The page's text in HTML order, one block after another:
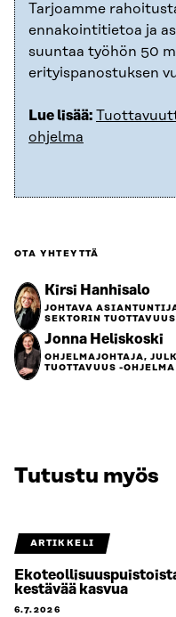
Tarjoamme
ennakointitietoa ja
suuntaa työhön 50
erityispanostuksen
Lue lisää:
ohjelma
OTA YHTEYTTÄ
Kirsi Hanhisalo
JOHTAVA
SEKTORIN
Jonna Heliskoski
OHJELMAJOHTAJA,
TUOTTAVUUS -OHJELMA
Tutustu myös
ARTIKKELI
kestävää kasvua
6.7.2026